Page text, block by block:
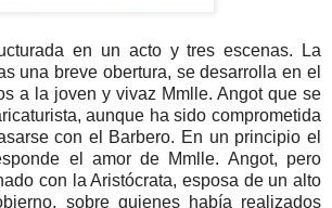
en un acto y tres escenas. La
una breve obertura, se desarrolla en el
a la joven y vivaz Mmlle. Angot que se
aunque ha sido comprometida
con el Barbero. En un principio el
el amor de Mmlle. Angot, pero
con la Aristócrata, esposa de un alto
sobre quienes había realizados